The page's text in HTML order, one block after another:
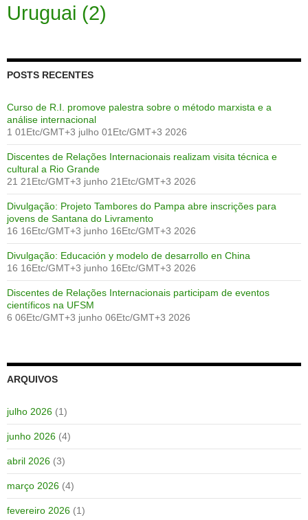
Uruguai (2)
POSTS RECENTES
Curso de R.I. promove palestra sobre o método marxista e a
análise internacional
1 01Etc/GMT+3 julho 01Etc/GMT+3 2026
Discentes de Relações Internacionais realizam visita técnica e
cultural a Rio Grande
21 21Etc/GMT+3 junho 21Etc/GMT+3 2026
Divulgação: Projeto Tambores do Pampa abre inscrições para
jovens de Santana do Livramento
16 16Etc/GMT+3 junho 16Etc/GMT+3 2026
Divulgação: Educación y modelo de desarrollo en China
16 16Etc/GMT+3 junho 16Etc/GMT+3 2026
Discentes de Relações Internacionais participam de eventos
científicos na UFSM
6 06Etc/GMT+3 junho 06Etc/GMT+3 2026
ARQUIVOS
julho 2026 (1)
junho 2026 (4)
abril 2026 (3)
março 2026 (4)
fevereiro 2026 (1)